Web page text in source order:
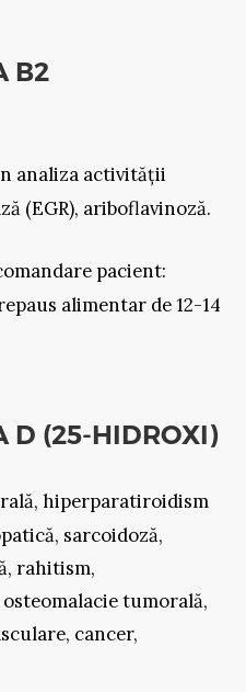
B2
analiza activității
(EGR), ariboflavinoză.
pacient:
alimentar de 12-14
D (25-HIDROXI)
hiperparatiroidism
sarcoidoză,
rahitism,
tumorală,
cancer,